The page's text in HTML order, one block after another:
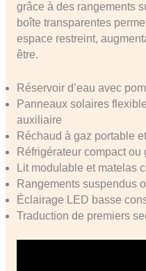
grâce à des rangements
boîte transparentes
espace restreint,
être.
Réservoir d’eau avec
Panneaux solaires
auxiliaire
Réchaud à gaz portable
Réfrigérateur compact
Lit modulable et matelas
Rangements suspendus
Éclairage LED basse
Traduction de premiers